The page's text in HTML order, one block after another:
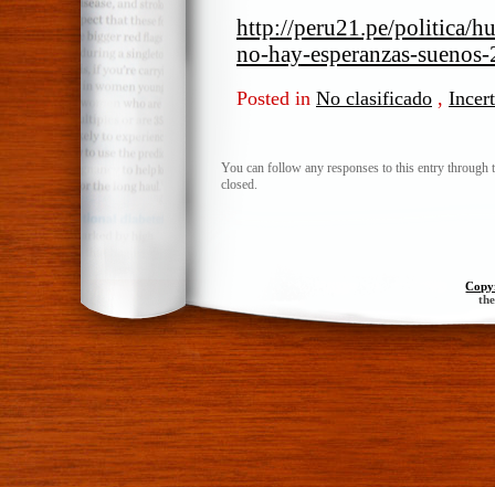
http://peru21.pe/politica/
no-hay-esperanzas-
Posted in No clasificado ,
You can follow any responses to this entry through
closed.